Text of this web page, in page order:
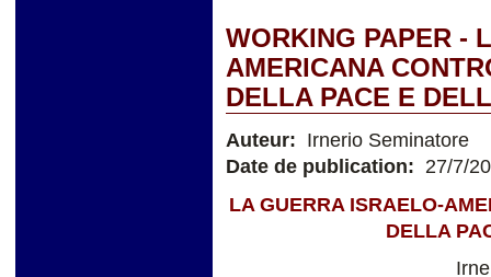
WORKING PAPER -
AMERICANA
DELLA PACE E
Auteur: Irnerio Seminatore
Date de publication: 27/7/
LA GUERRA ISRAELO-
DELLA